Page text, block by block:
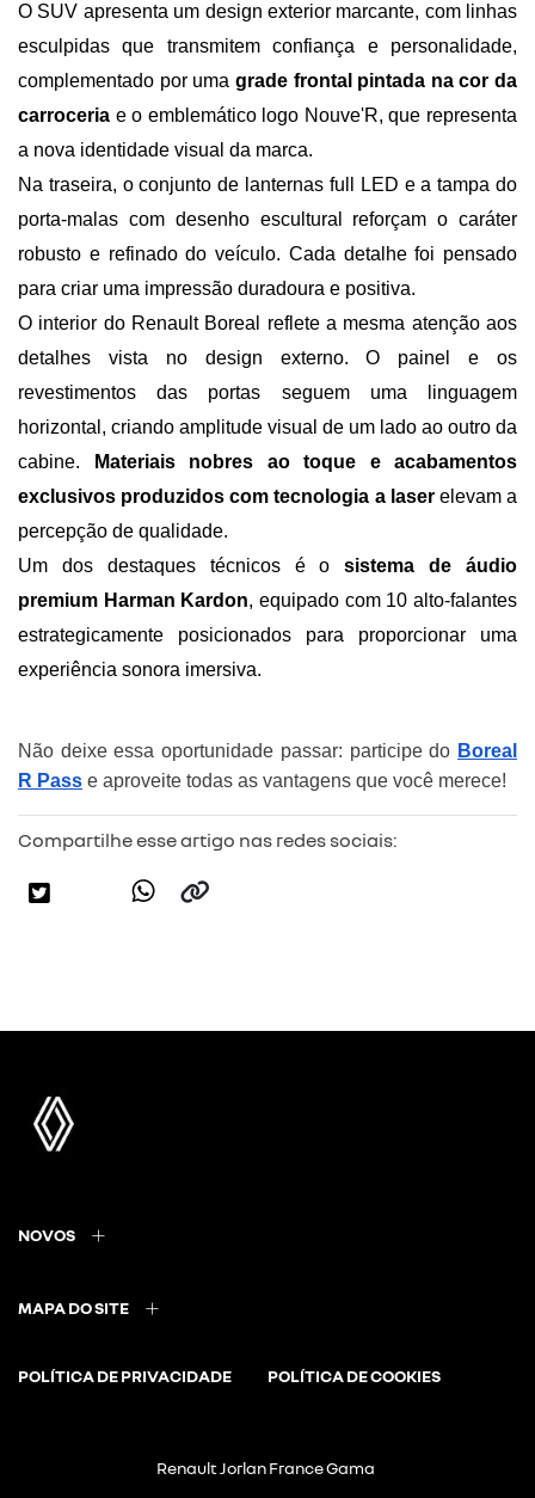
O SUV apresenta um design exterior marcante, com linhas
esculpidas que transmitem confiança e personalidade,
complementado por uma grade frontal pintada na cor da
carroceria e o emblemático logo Nouve'R, que representa
a nova identidade visual da marca.
Na traseira, o conjunto de lanternas full LED e a tampa do
porta-malas com desenho escultural reforçam o caráter
robusto e refinado do veículo. Cada detalhe foi pensado
para criar uma impressão duradoura e positiva.
O interior do Renault Boreal reflete a mesma atenção aos
detalhes vista no design externo. O painel e os
revestimentos das portas seguem uma linguagem
horizontal, criando amplitude visual de um lado ao outro da
cabine.
Materiais nobres ao toque e acabamentos
exclusivos produzidos com tecnologia a laser elevam a
percepção de qualidade.
Um dos destaques técnicos é o sistema de áudio
premium Harman Kardon, equipado com 10 alto-falantes
estrategicamente posicionados para proporcionar uma
experiência sonora imersiva.
Não deixe essa oportunidade passar: participe do Boreal
R Pass e aproveite todas as vantagens que você merece!
Compartilhe esse artigo nas redes sociais:
NOVOS
MAPA DO SITE
POLÍTICA DE PRIVACIDADE POLÍTICA DE COOKIES
Renault Jorlan France Gama